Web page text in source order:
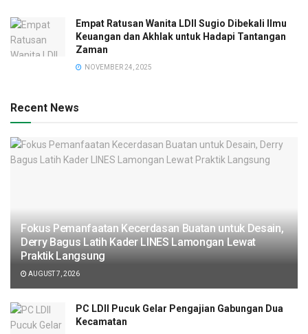
Empat Ratusan Wanita LDII Sugio Dibekali Ilmu
Keuangan dan Akhlak untuk Hadapi Tantangan
Zaman
NOVEMBER 24, 2025
Recent News
Fokus Pemanfaatan Kecerdasan Buatan untuk Desain,
Derry Bagus Latih Kader LINES Lamongan Lewat
Praktik Langsung
AUGUST 7, 2026
PC LDII Pucuk Gelar Pengajian Gabungan Dua
Kecamatan